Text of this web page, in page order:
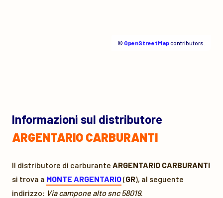
© OpenStreetMapcontributors.
Informazioni sul distributore
ARGENTARIO CARBURANTI
Il distributore di carburante ARGENTARIO CARBURANTI
si trova a MONTE ARGENTARIO(GR), al seguente
indirizzo: Via campone alto snc 58019.